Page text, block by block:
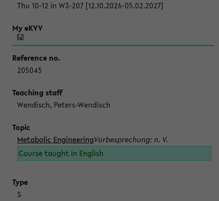
Thu 10-12 in W3-207 [12.10.2026-05.02.2027]
205045
Wendisch, Peters-Wendisch
Metabolic EngineeringVorbesprechung: n. V.
Course taught in English
S